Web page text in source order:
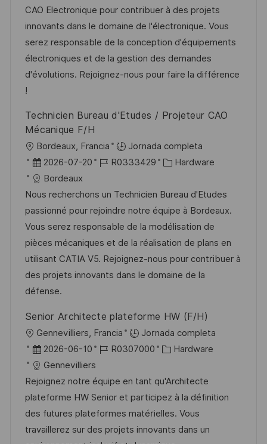
a
c
i
ó
n
h
a
d
e
p
l
a
c
e
e
m
p
l
e
g
o
r
í
CAO Electronique pour contribuer à des projets
innovants dans le domaine de l'électronique. Vous
serez responsable de la conception d'équipements
électroniques et de la gestion des demandes
d'évolutions. Rejoignez-nous pour faire la différence
!
Technicien Bureau d'Etudes / Projeteur CAO
Mécanique F/H
U
b
c
a
c
i
ó
n
Bordeaux, Francia
Jornada completa
F
e
c
h
a
d
e
p
u
l
i
c
a
c
i
ó
n
2026-07-20
I
d
e
e
m
p
l
R0333429
C
t
e
g
o
r
í
Hardware
Bordeaux
Nous recherchons un Technicien Bureau d'Etudes
passionné pour rejoindre notre équipe à Bordeaux.
Vous serez responsable de la modélisation de
pièces mécaniques et de la réalisation de plans en
utilisant CATIA V5. Rejoignez-nous pour contribuer à
des projets innovants dans le domaine de la
défense.
Senior Architecte plateforme HW (F/H)
U
b
c
a
c
i
Gennevilliers, Francia
Jornada completa
F
e
c
h
a
d
2026-06-10
I
d
e
e
m
R0307000
C
t
e
g
o
Hardware
Gennevilliers
Rejoignez notre équipe en tant qu'Architecte
plateforme HW Senior et participez à la définition
des futures plateformes matérielles. Vous
travaillerez sur des projets innovants dans un